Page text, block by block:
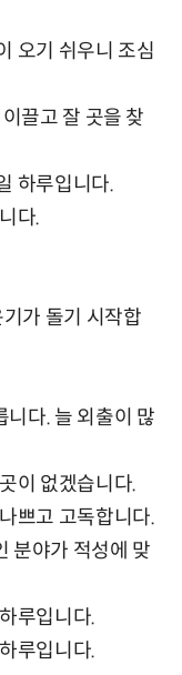
오기 쉬우니 조심
끌고 잘 곳을 찾
하루입니다.
다.
가 돌기 시작합
다. 늘 외출이 많
이 없겠습니다.
쁘고 고독합니다.
분야가 적성에 맞
루입니다.
루입니다.